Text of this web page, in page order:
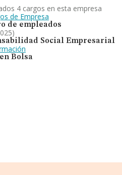
4 cargos en esta empresa
de Empresa
de empleados
Social Empresarial
Bolsa